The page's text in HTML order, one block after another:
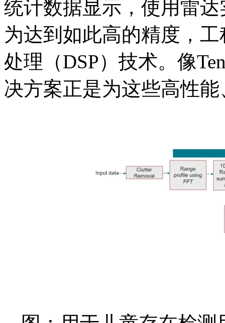
统计数据显示，使用雷
为达到如此高的精度，
处理（DSP）技术。像
决方案正是为这些高性